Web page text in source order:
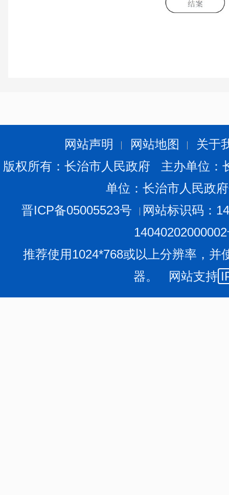
网站声明 网站地图
关于
版权所有：长治市人民政府 主办单位
单位：长治市人民政
晋ICP备05005523号
网站标识码：
推荐使用1024*768或以上分辨率，并
器。 网站支持